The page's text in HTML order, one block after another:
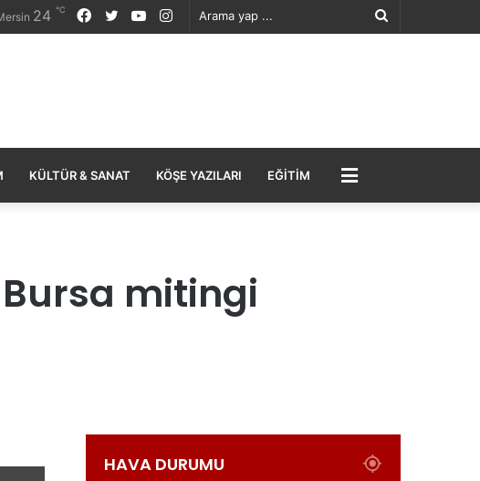
Arama
Instagram
YouTube
Twitter
Facebook
24 ℃
KÜLTÜR & SANAT KÖŞE YAZILARI EĞITIM MENÜ
Bursa mitingi
Yazdır HAVA DURUMU